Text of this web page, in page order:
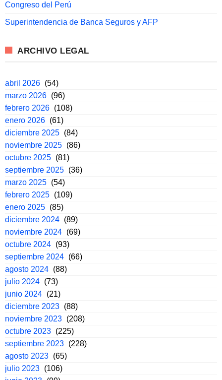
Congreso del Perú
Superintendencia de Banca Seguros y AFP
ARCHIVO LEGAL
abril 2026 (54)
marzo 2026 (96)
febrero 2026 (108)
enero 2026 (61)
diciembre 2025 (84)
noviembre 2025 (86)
octubre 2025 (81)
septiembre 2025 (36)
marzo 2025 (54)
febrero 2025 (109)
enero 2025 (85)
diciembre 2024 (89)
noviembre 2024 (69)
octubre 2024 (93)
septiembre 2024 (66)
agosto 2024 (88)
julio 2024 (73)
junio 2024 (21)
diciembre 2023 (88)
noviembre 2023 (208)
octubre 2023 (225)
septiembre 2023 (228)
agosto 2023 (65)
julio 2023 (106)